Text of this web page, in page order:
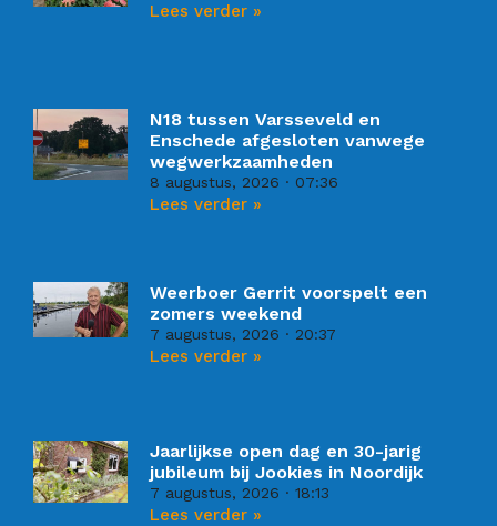
Lees verder »
N18 tussen Varsseveld en
Enschede afgesloten vanwege
wegwerkzaamheden
8 augustus, 2026 07:36
Lees verder »
Weerboer Gerrit voorspelt een
zomers weekend
7 augustus, 2026 20:37
Lees verder »
Jaarlijkse open dag en 30-jarig
jubileum bij Jookies in Noordijk
7 augustus, 2026 18:13
Lees verder »